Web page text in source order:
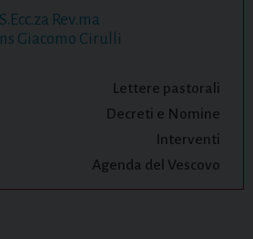
S.Ecc.za Rev.ma
Giacomo Cirulli
Lettere pastorali
Decreti e Nomine
Interventi
Agenda del Vescovo